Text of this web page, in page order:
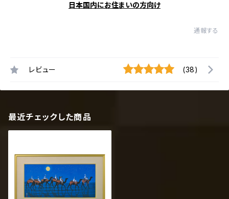
日本国内にお住まいの方向け
通報する
レビュー (38)
最近チェックした商品